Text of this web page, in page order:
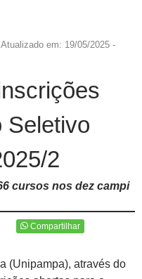
Atualizado em: 19/05/2025 -
Seletivo
2
cursos nos dez campi
Compartilhar
(Unipampa), através do